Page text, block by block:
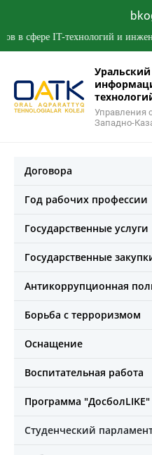
IT-технологий и инженерии
Управления
Западно-
Договора
Год рабочих профессии
Государственные услуги
Государственные
Антикоррупционная
Борьба с терроризмом
Оснащение
Воспитательная работа
Программа "ДосболLIKE"
Студенческий